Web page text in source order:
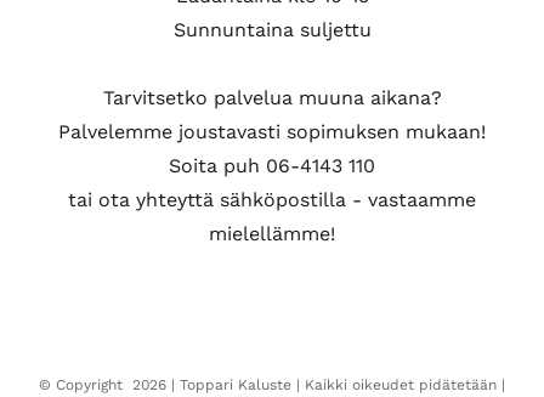
Sunnuntaina suljettu
Tarvitsetko palvelua muuna aikana?
Palvelemme joustavasti sopimuksen mukaan!
Soita puh 06-4143 110
tai ota yhteyttä sähköpostilla - vastaamme
mielellämme!
© Copyright 2026 | Toppari Kaluste | Kaikki oikeudet pidätetään |